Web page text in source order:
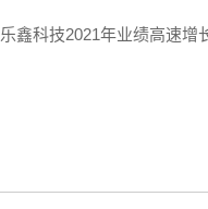
乐鑫科技2021年业绩高速增